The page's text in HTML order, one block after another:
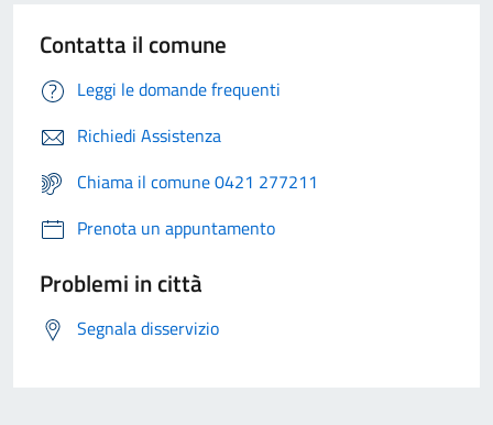
Contatta il comune
Leggi le domande frequenti
Richiedi Assistenza
Chiama il comune 0421 277211
Prenota un appuntamento
Problemi in città
Segnala disservizio